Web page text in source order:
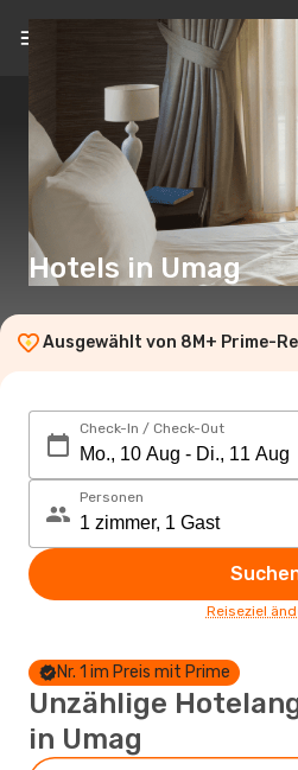
Hotels in Umag
Ausgewählt von 8M+ Prime-
Check-In / Check-Out
Personen
Reiseziel
Nr. 1 im Preis mit Prime
Unzählige
in Umag